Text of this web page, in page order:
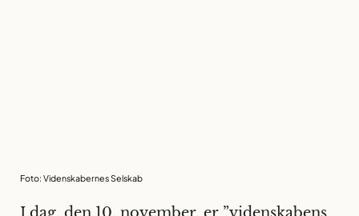
Foto: Videnskabernes Selskab